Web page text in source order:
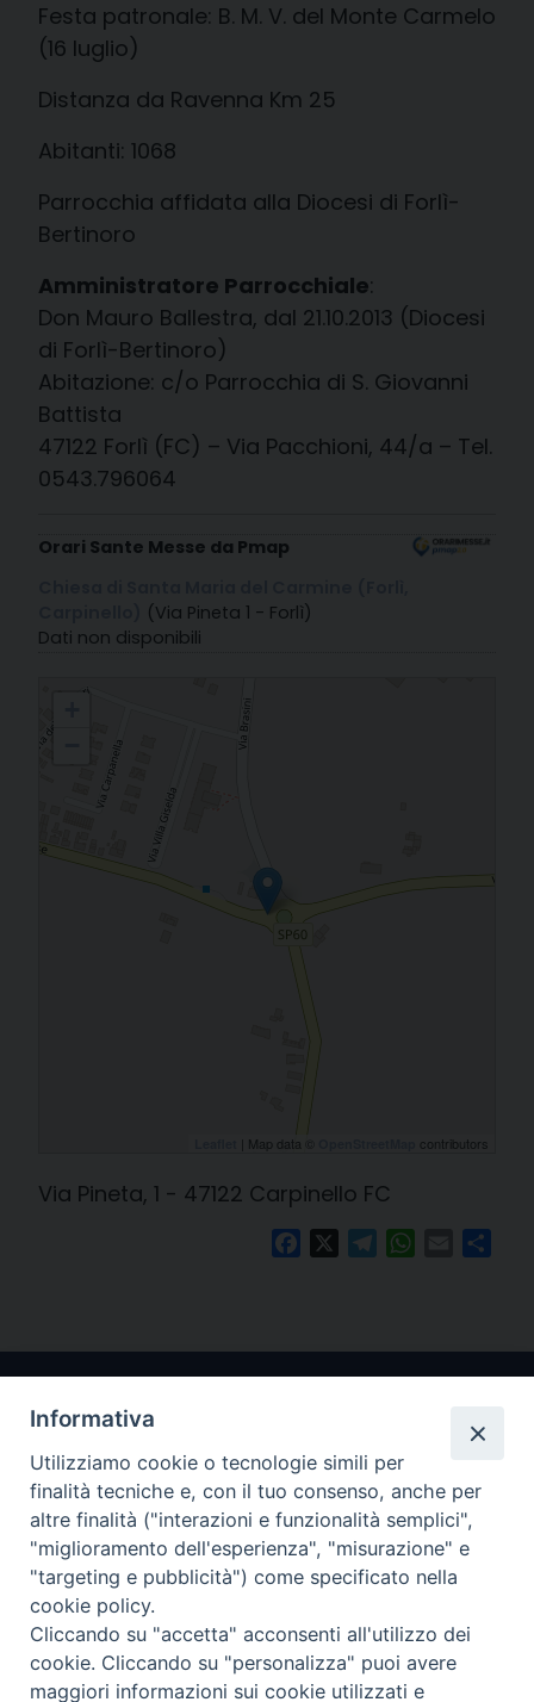
Festa patronale: B. M. V. del Monte Carmelo
(16 luglio)
Distanza da Ravenna Km 25
Abitanti: 1068
Parrocchia affidata alla Diocesi di Forlì-
Bertinoro
Amministratore Parrocchiale:
Don Mauro Ballestra, dal 21.10.2013 (Diocesi
di Forlì-Bertinoro)
Abitazione: c/o Parrocchia di S. Giovanni
Battista
47122 Forlì (FC) – Via Pacchioni, 44/a – Tel.
0543.796064
Orari Sante Messe da Pmap
(Via Pineta 1 - Forlì)
Dati non disponibili
06. Carpinello - S. Maria del Carmine
| Map data © contributors
Via Pineta, 1 - 47122 Carpinello FC
FacebookTelegram
WhatsApp
Email
Arcidiocesi di Ravenna-Cervia
CONTATTI
Piazza Arcivescovado, 1 48121- Ravenna
tel 0544.541655
Informativa
Utilizziamo cookie o tecnologie simili per
finalità tecniche e, con il tuo consenso, anche per
altre finalità ("interazioni e funzionalità semplici",
"miglioramento dell'esperienza", "misurazione" e
"targeting e pubblicità") come specificato nella
cookie policy.
Cliccando su "accetta" acconsenti all'utilizzo dei
cookie. Cliccando su "personalizza" puoi avere
maggiori informazioni sui cookie utilizzati e